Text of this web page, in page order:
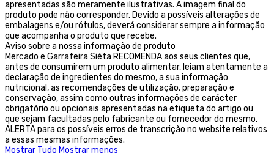
apresentadas são meramente ilustrativas. A imagem final do
produto pode não corresponder. Devido a possíveis alterações de
embalagens e/ou rótulos, deverá considerar sempre a informação
que acompanha o produto que recebe.
Aviso sobre a nossa informação de produto
Mercado e Garrafeira Siéta RECOMENDA aos seus clientes que,
antes de consumirem um produto alimentar, leiam atentamente a
declaração de ingredientes do mesmo, a sua informação
nutricional, as recomendações de utilização, preparação e
conservação, assim como outras informações de carácter
obrigatório ou opcionais apresentadas na etiqueta do artigo ou
que sejam facultadas pelo fabricante ou fornecedor do mesmo.
ALERTA para os possíveis erros de transcrição no website relativos
a essas mesmas informações.
Mostrar Tudo Mostrar menos